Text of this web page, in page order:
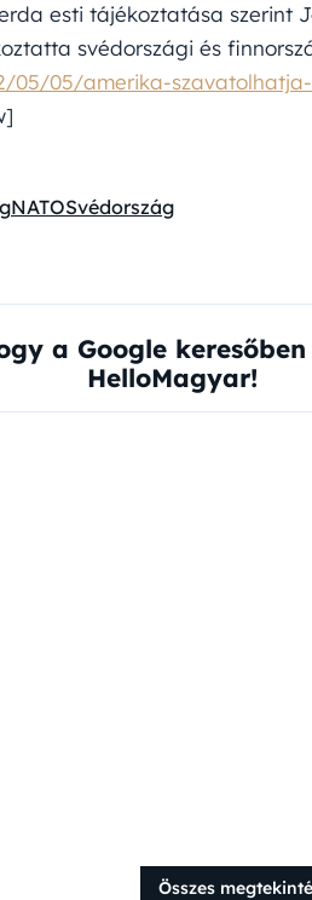
esti tájékoztatása szerint
svédországi és
05/05/amerika-
NATOSvédország
a Google
HelloMagyar!
Összes